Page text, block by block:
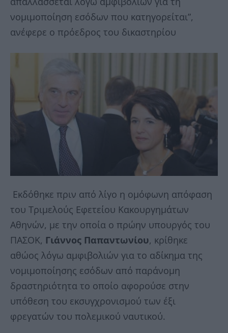
νομιμοποίηση εσόδων που κατηγορείται”,
ανέφερε ο πρόεδρος του δικαστηρίου
Εκδόθηκε πριν από λίγο η ομόφωνη απόφαση
του Τριμελούς Εφετείου Κακουργημάτων
Αθηνών, με την οποία ο πρώην υπουργός του
ΠΑΣΟΚ, Γιάννος Παπαντωνίου, κρίθηκε
αθώος λόγω αμφιβολιών για το αδίκημα της
νομιμοποίησης εσόδων από παράνομη
δραστηριότητα το οποίο αφορούσε στην
υπόθεση του εκσυγχρονισμού των έξι
φρεγατών του πολεμικού ναυτικού.